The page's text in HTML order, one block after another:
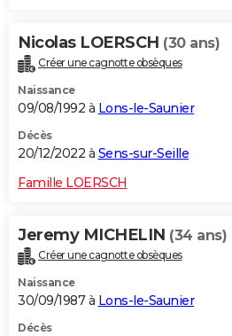
Nicolas LOERSCH (30 ans)
Créer une cagnotte obsèques
Naissance
09/08/1992 à Lons-le-Saunier
Décès
20/12/2022 à Sens-sur-Seille
Famille LOERSCH
Jeremy MICHELIN (34 ans)
Créer une cagnotte obsèques
Naissance
30/09/1987 à Lons-le-Saunier
Décès